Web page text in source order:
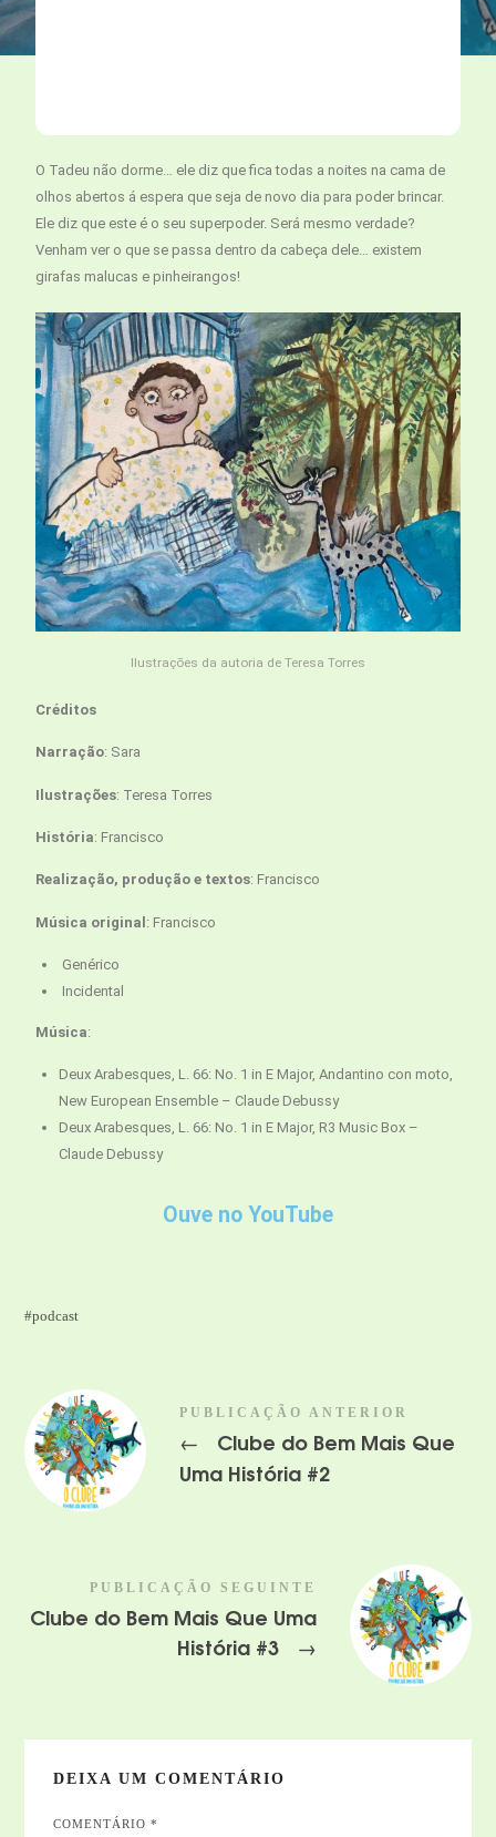
O Tadeu não dorme… ele diz que fica todas a noites na cama de
olhos abertos á espera que seja de novo dia para poder brincar.
Ele diz que este é o seu superpoder. Será mesmo verdade?
Venham ver o que se passa dentro da cabeça dele… existem
girafas malucas e pinheirangos!
Ilustrações da autoria de Teresa Torres
Créditos
Narração: Sara
Ilustrações: Teresa Torres
História: Francisco
Realização, produção e textos: Francisco
Música original: Francisco
Genérico
Incidental
Música:
Deux Arabesques, L. 66: No. 1 in E Major, Andantino con moto,
New European Ensemble – Claude Debussy
Deux Arabesques, L. 66: No. 1 in E Major, R3 Music Box –
Claude Debussy
Ouve no YouTube
podcast
PUBLICAÇÃO ANTERIOR
←
Clube do Bem Mais Que
Uma História #2
PUBLICAÇÃO SEGUINTE
Clube do Bem Mais Que Uma
História #3
→
DEIXA UM COMENTÁRIO
COMENTÁRIO*